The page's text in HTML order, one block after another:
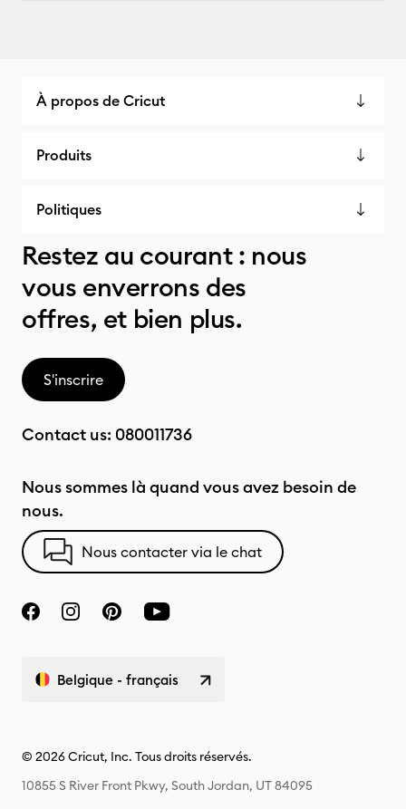
À propos de Cricut
Produits
Politiques
Restez au courant : nous
vous enverrons des
offres, et bien plus.
S'inscrire
Contact us: 080011736
Nous sommes là quand vous avez besoin de
nous.
Nous contacter via le chat
Belgique - français
© 2026 Cricut, Inc. Tous droits réservés.
10855 S River Front Pkwy, South Jordan, UT 84095